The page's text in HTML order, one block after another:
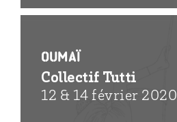
Oumaï
Collectif Tutti
12 & 14 février 2020